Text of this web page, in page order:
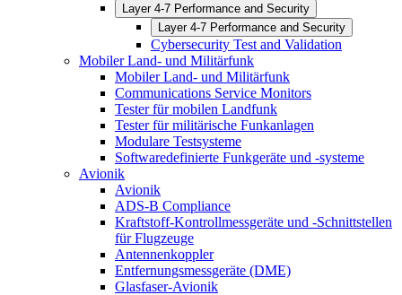
Layer 4-7 Performance and Security
Layer 4-7 Performance and Security
Cybersecurity Test and Validation
Mobiler Land- und Militärfunk
Mobiler Land- und Militärfunk
Communications Service Monitors
Tester für mobilen Landfunk
Tester für militärische Funkanlagen
Modulare Testsysteme
Softwaredefinierte Funkgeräte und -systeme
Avionik
Avionik
ADS-B Compliance
Kraftstoff-Kontrollmessgeräte und -Schnittstellen
für Flugzeuge
Antennenkoppler
Entfernungsmessgeräte (DME)
Glasfaser-Avionik